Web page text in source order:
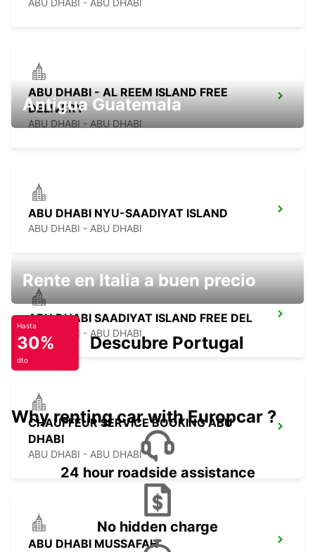
ABU DHABI - ABU DHABI
ABU DHABI - AL REEM ISLAND FREE
DELIVERY
ABU DHABI - ABU DHABI
ABU DHABI NYU-SAADIYAT ISLAND
ABU DHABI - ABU DHABI
ABU DHABI SAADIYAT ISLAND FREE DEL
ABU DHABI - ABU DHABI
CHAUFFEUR SERVICE BOOKING ABU
DHABI
ABU DHABI - ABU DHABI
ABU DHABI MUSSAFAH
Antigua Guatemala
Rente en Italia a buen precio
Hasta
30%
dto
Descubre Portugal
Why renting car with Europcar ?
24 hour roadside assistance
No hidden charge